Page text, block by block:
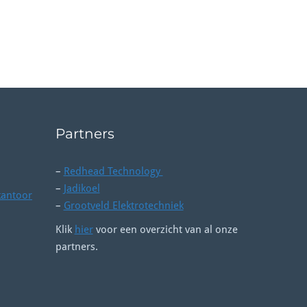
Partners
– Redhead Technology
– Jadikoel
– Grootveld Elektrotechniek
Klik hiervoor een overzicht van al onze
partners.